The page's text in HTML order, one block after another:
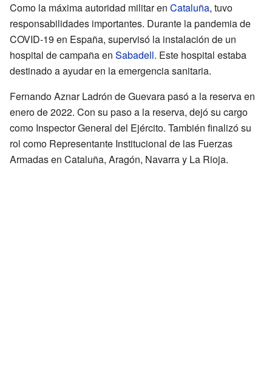
Como la máxima autoridad militar en Cataluña, tuvo
responsabilidades importantes. Durante la pandemia de
COVID-19 en España, supervisó la instalación de un
hospital de campaña en Sabadell. Este hospital estaba
destinado a ayudar en la emergencia sanitaria.
Fernando Aznar Ladrón de Guevara pasó a la reserva en
enero de 2022. Con su paso a la reserva, dejó su cargo
como Inspector General del Ejército. También finalizó su
rol como Representante Institucional de las Fuerzas
Armadas en Cataluña, Aragón, Navarra y La Rioja.